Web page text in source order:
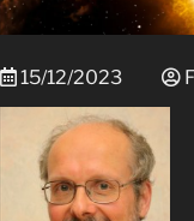
15/12/2023